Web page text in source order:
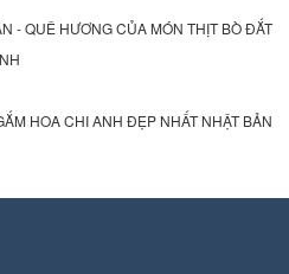
- QUÊ HƯƠNG CỦA MÓN THỊT BÒ ĐẮT
HOA CHI ANH ĐẸP NHẤT NHẬT BẢN